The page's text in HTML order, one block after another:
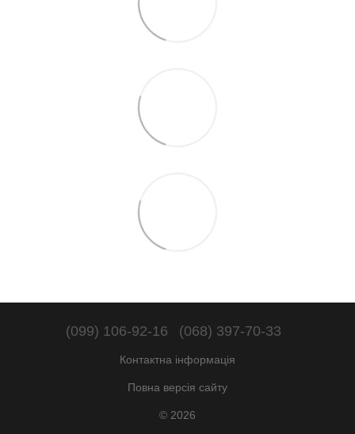
(099) 106-92-16 (068) 397-70-33
Контактна інформація
Повна версія сайту
© 2026